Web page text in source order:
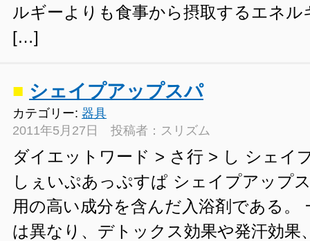
ルギーよりも食事から摂取するエネル
[…]
■ シェイプアップスパ
カテゴリー: 器具
2011年5月27日 投稿者：スリズム
ダイエットワード > さ行 > し シェイ
しぇいぷあっぷすぱ シェイプアップ
用の高い成分を含んだ入浴剤である。
は異なり、デトックス効果や発汗効